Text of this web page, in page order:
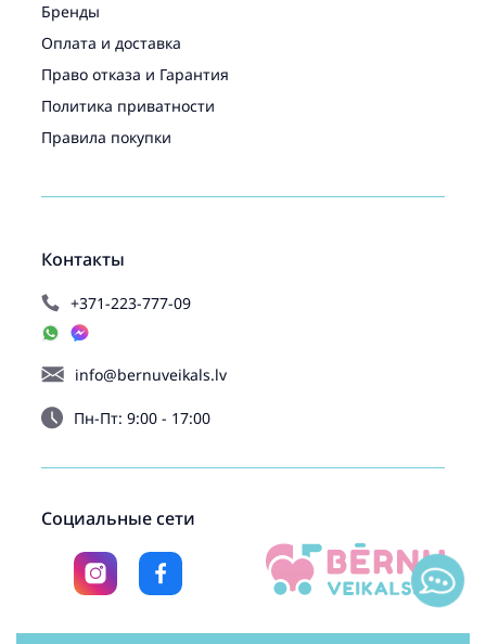
Контакты
+371-223-777-09
info@bernuveikals.lv
Пн-Пт: 9:00 - 17:00
Бренды
Оплата и доставка
Право отказа и Гарантия
Политика приватности
Правила покупки
Социальные сети